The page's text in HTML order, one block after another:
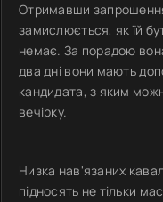
Отримавши
замислюється, як їй
немає. За порадою
два дні вони мають
кандидата, з яким
вечірку.
Низка нав'язаних
підносять не тільки